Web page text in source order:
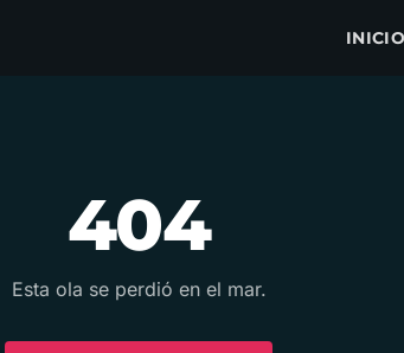
404
Esta ola se perdió en el mar.